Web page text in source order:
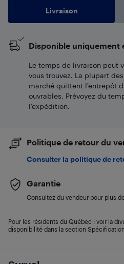
Livraison
Disponible uniquement
Le temps de livraison peut
vous trouvez. La plupart
marché quittent l’entrepôt
ouvrables. Prévoyez du
l’expédition.
Politique de retour du
Consulter la politique de
Garantie
Consultez du vendeur pour plus
Pour les résidents du Québec : voir la
disponibilité dans la section